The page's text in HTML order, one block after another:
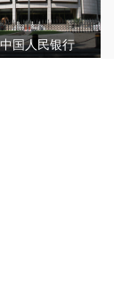
中国人民银行